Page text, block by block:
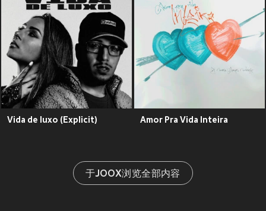
Vida de luxo (Explicit) Amor Pra Vida Inteira
于JOOX浏览全部内容